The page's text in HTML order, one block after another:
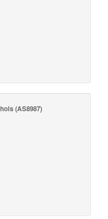
(AS8987)